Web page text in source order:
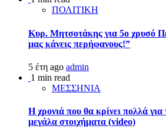
ΠΟΛΙΤΙΚΗ
Κυρ. Μητσοτάκης για 5ο χρυσό
μας κάνεις περήφανους!”
5 έτη ago admin
1 min read
ΜΕΣΣΗΝΙΑ
Η χρονιά που θα κρίνει πολλά
μεγάλα στοιχήματα (video)